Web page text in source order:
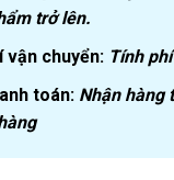
trở lên.
vận chuyển: Tính
toán: Nhận hàng